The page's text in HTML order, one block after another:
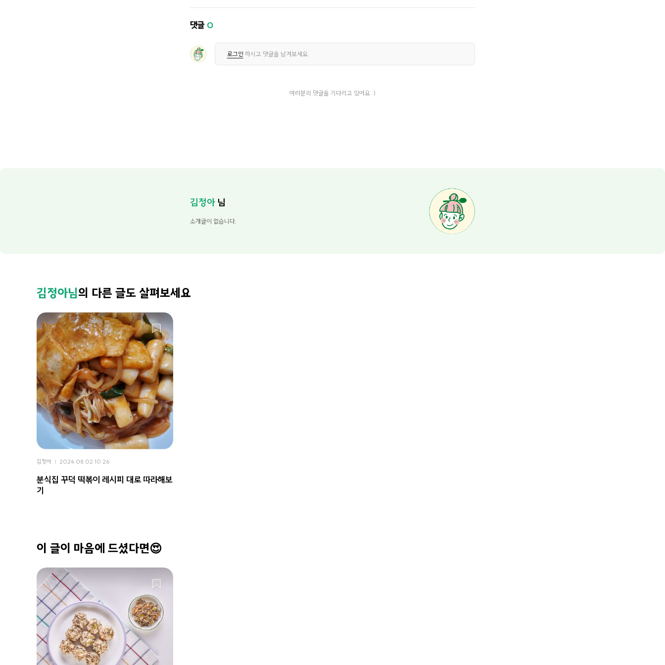
댓글 0
로그인 하시고 댓글을 남겨보세요.
여러분의 댓글을 기다리고 있어요 :)
김정아 님
소개글이 없습니다.
김정아님의 다른 글도 살펴보세요
김정아 2024.08.02 10:26
분식집 꾸덕 떡볶이 레시피 대로 따라해보
기
이 글이 마음에 드셨다면😍